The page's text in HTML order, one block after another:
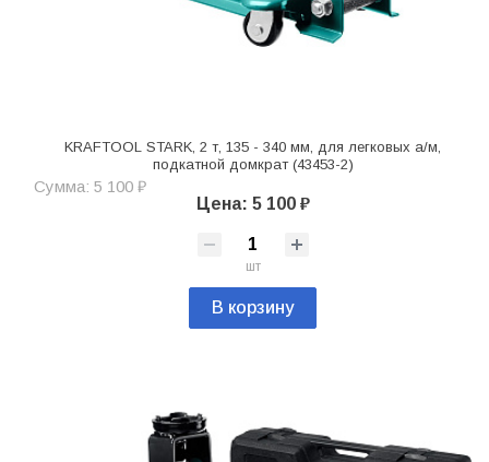
KRAFTOOL STARK, 2 т, 135 - 340 мм, для легковых а/м,
подкатной домкрат (43453-2)
Сумма: 5 100 ₽
Цена: 5 100 ₽
шт
В корзину